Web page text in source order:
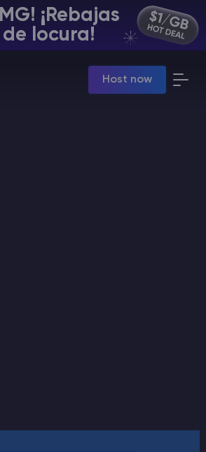
¡Rebajas
de locura!
Host now
& payments